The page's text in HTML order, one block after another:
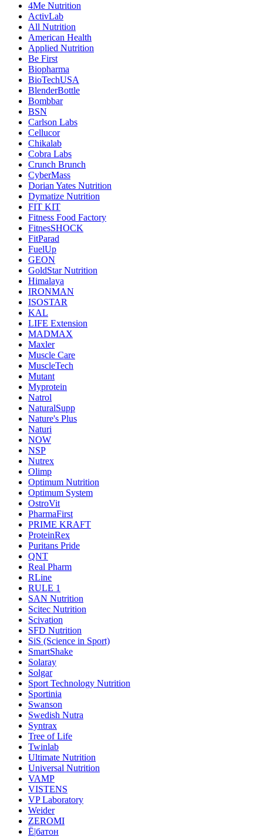
4Me Nutrition
ActivLab
All Nutrition
American Health
Applied Nutrition
Be First
Biopharma
BioTechUSA
BlenderBottle
Bombbar
BSN
Carlson Labs
Cellucor
Chikalab
Cobra Labs
Crunch Brunch
CyberMass
Dorian Yates Nutrition
Dymatize Nutrition
FIT KIT
Fitness Food Factory
FitnesSHOCK
FitParad
FuelUp
GEON
GoldStar Nutrition
Himalaya
IRONMAN
ISOSTAR
KAL
LIFE Extension
MADMAX
Maxler
Muscle Care
MuscleTech
Mutant
Myprotein
Natrol
NaturalSupp
Nature's Plus
Naturi
NOW
NSP
Nutrex
Olimp
Optimum Nutrition
Optimum System
OstroVit
PharmaFirst
PRIME KRAFT
ProteinRex
Puritans Pride
QNT
Real Pharm
RLine
RULE 1
SAN Nutrition
Scitec Nutrition
Scivation
SFD Nutrition
SiS (Science in Sport)
SmartShake
Solaray
Solgar
Sport Technology Nutrition
Sportinia
Swanson
Swedish Nutra
Syntrax
Tree of Life
Twinlab
Ultimate Nutrition
Universal Nutrition
VAMP
VISTENS
VP Laboratory
Weider
ZEROMI
Ё|батон